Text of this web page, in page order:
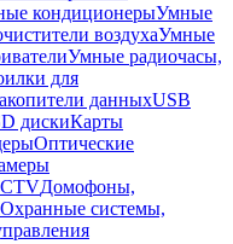
кондиционерыУмные
воздухаУмные
Умные радиочасы,
для
данныхUSB
дискиКарты
Оптические
Домофоны,
Охранные системы,